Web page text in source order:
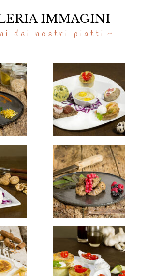
IMMAGINI
dei nostri piatti